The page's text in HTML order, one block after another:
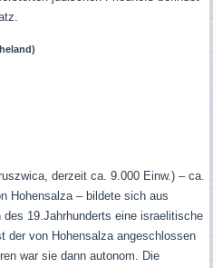
derzeit ca. 9.000 Einw.) – ca.
Hohensalza – bildete sich aus
des 19.Jahrhunderts eine israelitische
der von Hohensalza angeschlossen
war sie dann autonom. Die